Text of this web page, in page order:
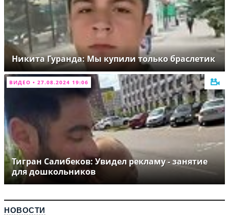
Никита Гуранда: Мы купили только браслетик
ВИДЕО • 27.08.2024 19:06
Тигран Салибеков: Увидел рекламу - занятие
для дошкольников
НОВОСТИ